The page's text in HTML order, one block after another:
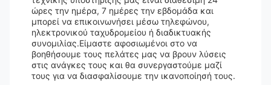
ώρες την ημέρα, 7 ημέρες την εβδομάδα και
μπορεί να επικοινωνήσει μέσω τηλεφώνου,
ηλεκτρονικού ταχυδρομείου ή διαδικτυακής
συνομιλίας.Είμαστε αφοσιωμένοι στο να
βοηθήσουμε τους πελάτες μας να βρουν λύσεις
στις ανάγκες τους και θα συνεργαστούμε μαζί
τους για να διασφαλίσουμε την ικανοποίησή τους.